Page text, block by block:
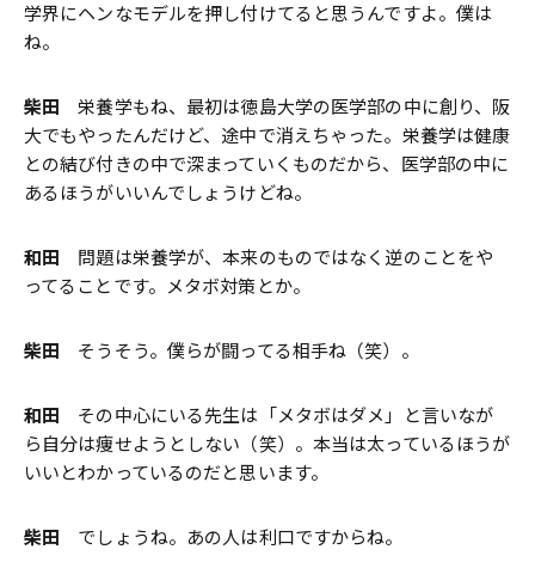
学界にヘンなモデルを押し付けてると思うんですよ。僕は
ね。
柴田 栄養学もね、最初は徳島大学の医学部の中に創り、阪
大でもやったんだけど、途中で消えちゃった。栄養学は健康
との結び付きの中で深まっていくものだから、医学部の中に
あるほうがいいんでしょうけどね。
和田 問題は栄養学が、本来のものではなく逆のことをや
ってることです。メタボ対策とか。
柴田 そうそう。僕らが闘ってる相手ね（笑）。
和田 その中心にいる先生は「メタボはダメ」と言いなが
ら自分は痩せようとしない（笑）。本当は太っているほうが
いいとわかっているのだと思います。
柴田 でしょうね。あの人は利口ですからね。